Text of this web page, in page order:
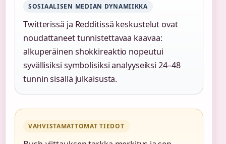
SOSIAALISEN MEDIAN DYNAMIIKKA
Twitterissä ja Redditissä keskustelut ovat
noudattaneet tunnistettavaa kaavaa:
alkuperäinen shokkireaktio nopeutui
syvällisiksi symbolisiksi analyyseiksi 24–48
tunnin sisällä julkaisusta.
VAHVISTAMATTOMAT TIEDOT